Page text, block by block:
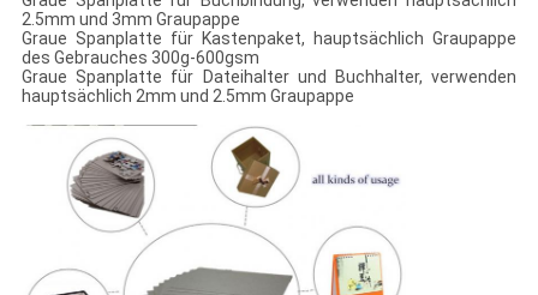
2.5mm und 3mm Graupappe
Graue Spanplatte für Kastenpaket, hauptsächlich Graupappe
des Gebrauches 300g-600gsm
Graue Spanplatte für Dateihalter und Buchhalter, verwenden
hauptsächlich 2mm und 2.5mm Graupappe